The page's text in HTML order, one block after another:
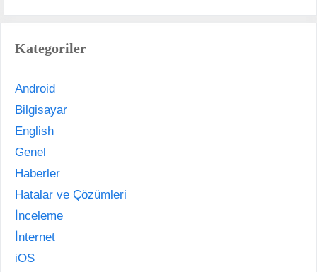
Kategoriler
Android
Bilgisayar
English
Genel
Haberler
Hatalar ve Çözümleri
İnceleme
İnternet
iOS